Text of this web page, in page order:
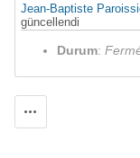
Jean-Baptiste
güncellendi
Durum: